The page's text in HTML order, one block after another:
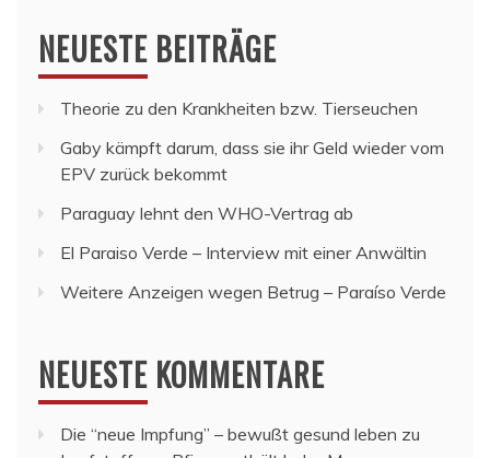
NEUESTE BEITRÄGE
Theorie zu den Krankheiten bzw. Tierseuchen
Gaby kämpft darum, dass sie ihr Geld wieder vom
EPV zurück bekommt
Paraguay lehnt den WHO-Vertrag ab
El Paraiso Verde – Interview mit einer Anwältin
Weitere Anzeigen wegen Betrug – Paraíso Verde
NEUESTE KOMMENTARE
Die “neue Impfung” – bewußt gesund leben zu